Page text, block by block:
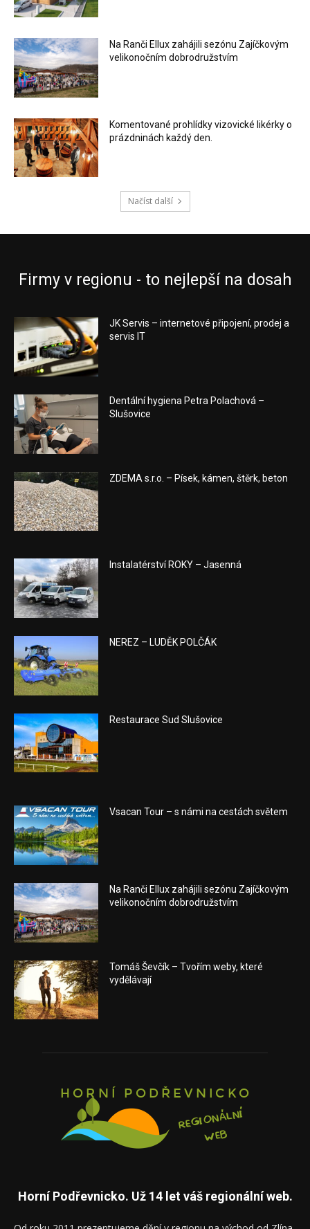
Na Ranči Ellux zahájili sezónu Zajíčkovým
velikonočním dobrodružstvím
Komentované prohlídky vizovické likérky o
prázdninách každý den.
Načíst další
Firmy v regionu - to nejlepší na dosah
JK Servis – internetové připojení, prodej a
servis IT
Dentální hygiena Petra Polachová –
Slušovice
ZDEMA s.r.o. – Písek, kámen, štěrk, beton
Instalatérství ROKY – Jasenná
NEREZ – LUDĚK POLČÁK
Restaurace Sud Slušovice
Vsacan Tour – s námi na cestách světem
Na Ranči Ellux zahájili sezónu Zajíčkovým
velikonočním dobrodružstvím
Tomáš Ševčík – Tvořím weby, které
vydělávají
Horní Podřevnicko. Už 14 let váš regionální web.